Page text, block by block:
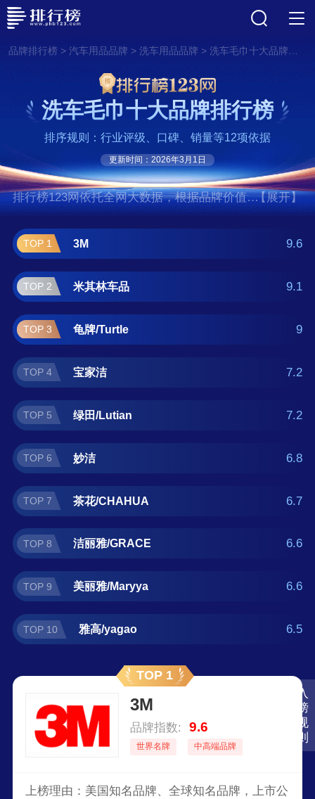
品牌排行榜> 汽车用品品牌 > 洗车用品品牌 > 洗车毛巾十大品牌排行榜
入
榜
规
则
洗车毛巾十大品牌排行榜
排序规则：行业评级、口碑、销量等12项依据
更新时间：2026年3月1日
排行榜123网依托全网大数据，根据品牌价值、
口碑评价等多项指数评选出了洗车毛巾十大品
牌排行榜,前十名分别是3M、米其林车品、龟
牌/Turtle、宝家洁、绿田/Lutian、妙洁、茶
花/CHAHUA、洁丽雅/GRACE、美丽
雅/Maryya、雅高/yagao。如果您正在查找洗车
毛巾什么牌子好？那么本洗车毛巾十大品牌榜
单可供您作为选购参考，我们致力于用最真实
的用户数据推荐口碑最好的洗车毛巾品牌，让
您选得放心。(榜单每月更新一次)
【展开】
TOP 1 3M 9.6
TOP 2 米其林车品 9.1
TOP 3 龟牌/Turtle 9
TOP 4 宝家洁 7.2
TOP 5 绿田/Lutian 7.2
TOP 6 妙洁 6.8
TOP 7 茶花/CHAHUA 6.7
TOP 8 洁丽雅/GRACE 6.6
TOP 9 美丽雅/Maryya 6.6
TOP 10 雅高/yagao 6.5
TOP 1
3M
品牌指数: 9.6
世界名牌 中高端品牌
上榜理由：美国知名品牌、全球知名品牌，上市公